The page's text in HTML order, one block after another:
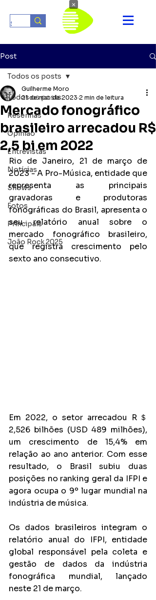
Post
Todos os posts
Resenhas
Opinião
Entrevistas
Notícias
Shows
Fotos
Principais
João Rock 2025
Todos os posts
Mercado fonográfico
brasileiro arrecadou R$
2,5 bi em 2022
Guilherme Moro
21 de mar. de 2023 2 min de leitura
Rio de Janeiro, 21 de março de
2023 - A Pro-Música, entidade que
representa as principais
gravadoras e produtoras
fonográficas do Brasil, apresenta o
seu relatório anual sobre o
mercado fonográfico brasileiro,
que registra crescimento pelo
sexto ano consecutivo.
Em 2022, o setor arrecadou R＄
2,526 bilhões (USD 489 milhões),
um crescimento de 15,4% em
relação ao ano anterior. Com esse
resultado, o Brasil subiu duas
posições no ranking geral da IFPI e
agora ocupa o 9º lugar mundial na
indústria de música.
Os dados brasileiros integram o
relatório anual do IFPI, entidade
global responsável pela coleta e
gestão de dados da indústria
fonográfica mundial, lançado
neste 21 de março.
×